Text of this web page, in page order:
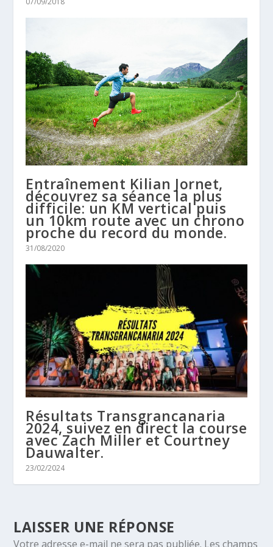
Entraînement Kilian Jornet,
découvrez sa séance la plus
difficile: un KM vertical puis
un 10km route avec un chrono
proche du record du monde.
31/08/2020
Résultats Transgrancanaria
2024, suivez en direct la course
avec Zach Miller et Courtney
Dauwalter.
23/02/2024
LAISSER UNE RÉPONSE
Votre adresse e-mail ne sera pas publiée. Les champs